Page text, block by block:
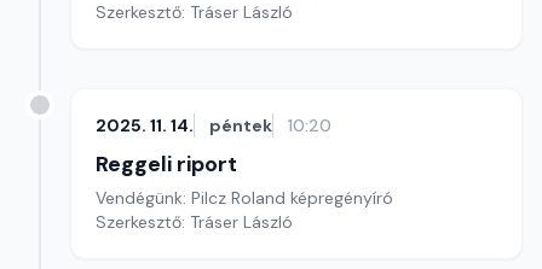
Szerkesztő: Tráser László
2025. 11. 14. péntek 10:20
Reggeli riport
Vendégünk: Pilcz Roland képregényíró
Szerkesztő: Tráser László